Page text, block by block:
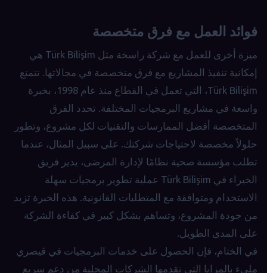
فوائد العمل مع فرق متخصصة
ميزة أخرى للعمل مع شركة راسخة مثل Türk Bilişim هي
إمكانية تنفيذ المشاريع مع فرق متخصصة في مجالاتها. تتمتع
Türk Bilişim، التي تعمل في القطاع منذ عام 1998، بخبرة
واسعة في مشاريع البرمجيات المختلفة. تحدد الفرق
المتخصصة أفضل الممارسات والتقنيات لكل مشروع، وتطور
حلولاً مخصصة لاحتياجات شركتك. على سبيل المثال، عندما
تطلب مؤسسة صحية نظامًا لإدارة المرضى، يدير فريق
الخبراء في Türk Bilişim عملية تطوير برمجيات سهلة
الاستخدام ومتوافقة مع المتطلبات القانونية. هذه الخبرة تزيد
من جودة المشروع، وتساهم بشكل كبير في كفاءة الشركة
على المدى الطويل.
في الختام، فإن الحصول على خدمات البرمجيات في قيصري
مليء بالمزايا التي تقدمها الشركات المحلية من دعم سريع